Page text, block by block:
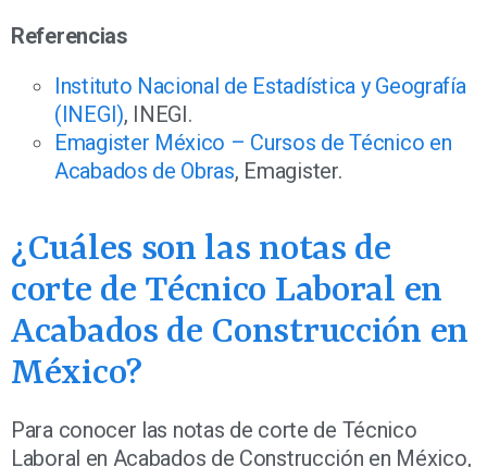
Referencias
Instituto Nacional de Estadística y Geografía
(INEGI), INEGI.
Emagister México – Cursos de Técnico en
Acabados de Obras, Emagister.
¿Cuáles son las notas de
corte de Técnico Laboral en
Acabados de Construcción en
México?
Para conocer las notas de corte de Técnico
Laboral en Acabados de Construcción en México,